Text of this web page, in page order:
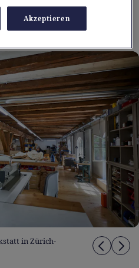
Ausrüstung
in Zürich-
Akzeptieren